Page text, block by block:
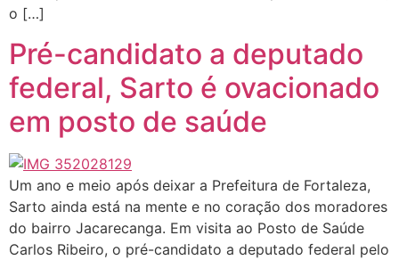
o […]
Pré-candidato a deputado
federal, Sarto é ovacionado
em posto de saúde
Um ano e meio após deixar a Prefeitura de Fortaleza,
Sarto ainda está na mente e no coração dos moradores
do bairro Jacarecanga. Em visita ao Posto de Saúde
Carlos Ribeiro, o pré-candidato a deputado federal pelo